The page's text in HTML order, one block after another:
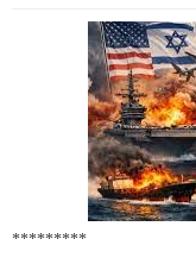
*********